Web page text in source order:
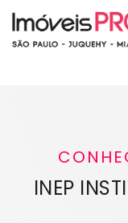
INEP